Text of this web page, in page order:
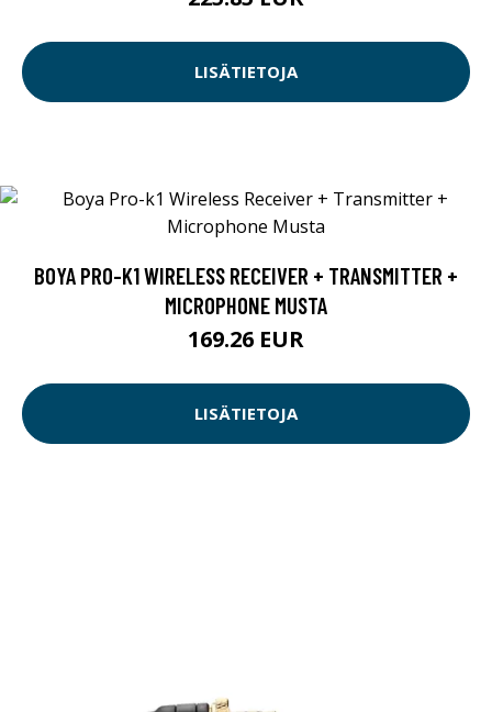
LISÄTIETOJA
BOYA PRO-K1 WIRELESS RECEIVER + TRANSMITTER +
MICROPHONE MUSTA
169.26 EUR
LISÄTIETOJA